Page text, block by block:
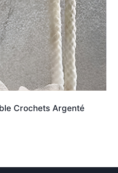
Crochets Argenté